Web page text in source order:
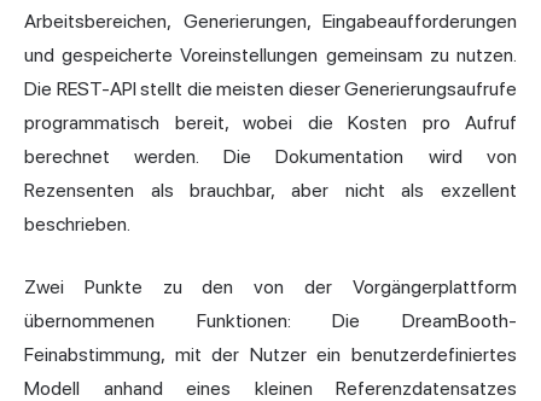
Arbeitsbereichen, Generierungen, Eingabeaufforderungen
und gespeicherte Voreinstellungen gemeinsam zu nutzen.
Die REST-API stellt die meisten dieser Generierungsaufrufe
programmatisch bereit, wobei die Kosten pro Aufruf
berechnet werden. Die Dokumentation wird von
Rezensenten als brauchbar, aber nicht als exzellent
beschrieben.
Zwei Punkte zu den von der Vorgängerplattform
übernommenen Funktionen: Die DreamBooth-
Feinabstimmung, mit der Nutzer ein benutzerdefiniertes
Modell anhand eines kleinen Referenzdatensatzes